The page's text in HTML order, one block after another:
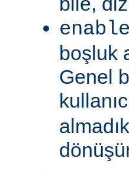
boşluk
Genel